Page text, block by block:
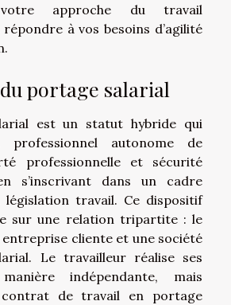
approche du travail
à vos besoins d’agilité
portage salarial
est un statut hybride qui
autonome de
professionnelle et sécurité
s’inscrivant dans un cadre
travail. Ce dispositif
sur une relation tripartite : le
cliente et une société
Le travailleur réalise ses
indépendante, mais
contrat de travail en portage